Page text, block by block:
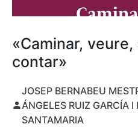
«Caminar,
contar»
JOSEP BERNABEU
ÁNGELES RUIZ GARCÍA I
SANTAMARIA